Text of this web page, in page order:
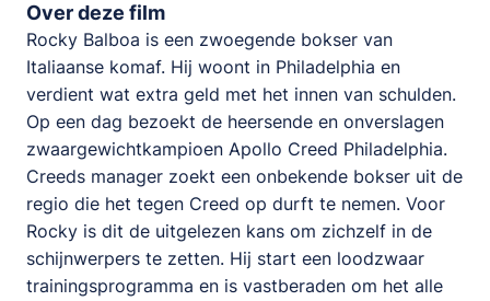
Over deze film
Rocky Balboa is een zwoegende bokser van
Italiaanse komaf. Hij woont in Philadelphia en
verdient wat extra geld met het innen van schulden.
Op een dag bezoekt de heersende en onverslagen
zwaargewichtkampioen Apollo Creed Philadelphia.
Creeds manager zoekt een onbekende bokser uit de
regio die het tegen Creed op durft te nemen. Voor
Rocky is dit de uitgelezen kans om zichzelf in de
schijnwerpers te zetten. Hij start een loodzwaar
trainingsprogramma en is vastberaden om het alle